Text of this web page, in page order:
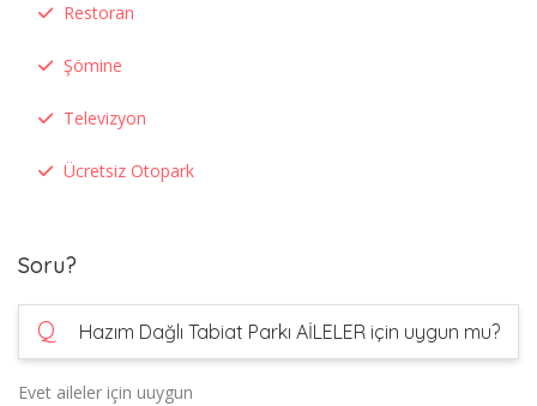
Restoran
Şömine
Televizyon
Ücretsiz Otopark
Soru?
Q Hazım Dağlı Tabiat Parkı AİLELER için uygun mu?
Evet aileler için uuygun